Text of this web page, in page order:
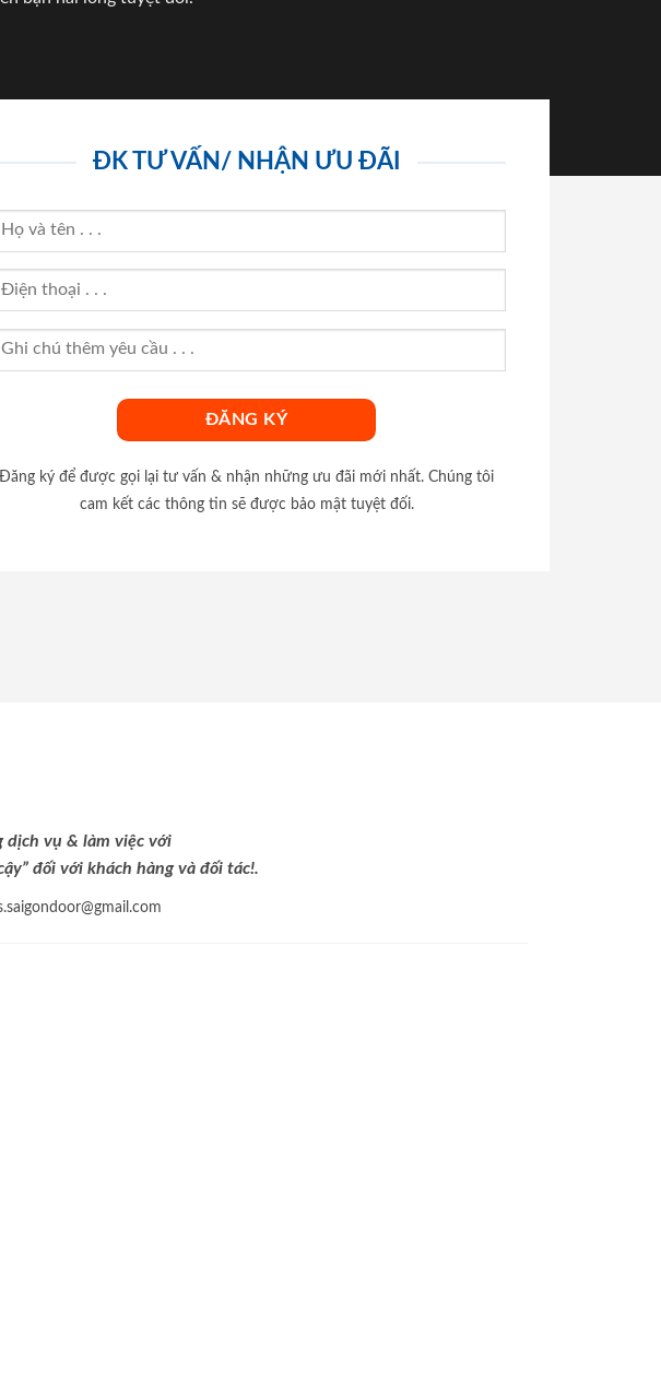
ĐK TƯ VẤN/ NHẬN ƯU ĐÃI
Đăng ký để được gọi lại tư vấn & nhận những ưu đãi mới nhất. Chúng tôi
cam kết các thông tin sẽ được bảo mật tuyệt đối.
dịch vụ & làm việc với
đối với khách hàng và đối tác!.